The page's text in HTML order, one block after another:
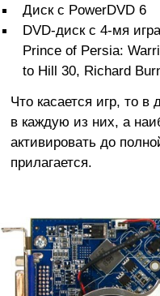
Диск с PowerDVD 6
DVD-диск с 4-мя
Prince of Persia:
to Hill 30, Richard
Что касается игр, то
в каждую из них, а
активировать до
прилагается.